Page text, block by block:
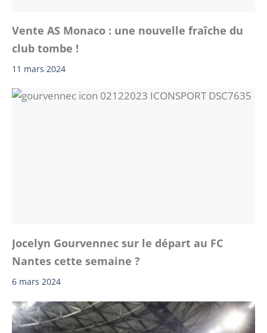
Vente AS Monaco : une nouvelle fraîche du
club tombe !
11 mars 2024
Jocelyn Gourvennec sur le départ au FC
Nantes cette semaine ?
6 mars 2024